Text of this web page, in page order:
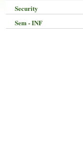
Security
Sem - INF